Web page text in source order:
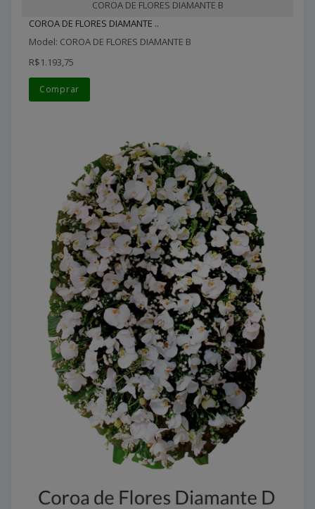
COROA DE FLORES DIAMANTE B
COROA DE FLORES DIAMANTE ..
Model: COROA DE FLORES DIAMANTE B
R$1.193,75
Comprar